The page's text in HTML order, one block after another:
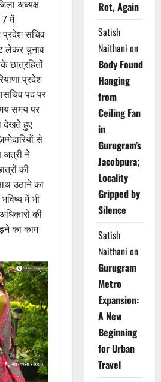
अध्यक्ष
में
प्रदेश सचिव
लेकर चुनाव
छात्रहितों
प्रदेश
पद पर
समय पर
देखते हुए
से
अत्री ने
की
उठाने का
में भी
की
का काम
Rot, Again
Satish
Naithani on
Body Found
Hanging
from
Ceiling Fan
in
Gurugram’s
Jacobpura;
Locality
Gripped by
Silence
Satish
Naithani on
Gurugram
Metro
Expansion:
A New
Beginning
for Urban
Travel